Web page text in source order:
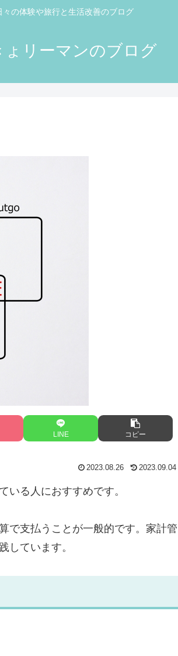
々の体験や旅行と生活改善のブログ
ょリーマンのブログ
LINE コピー
2023.08.26 2023.09.04
いる人におすすめです。
で支払うことが一般的です。家計管
しています。